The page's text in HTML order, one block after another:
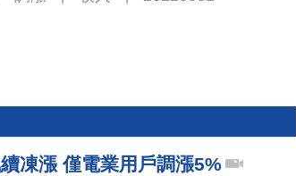
凍漲 僅電業用戶調漲5%